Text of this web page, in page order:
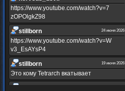
https://www.youtube.com/watch?v=7
zOPOlgkZ98
stillborn 24 июня 2026
https://www.youtube.com/watch?v=W
v3_EsAYsP4
stillborn 19 июня 2026
Это кому Tetrarch вкатывает